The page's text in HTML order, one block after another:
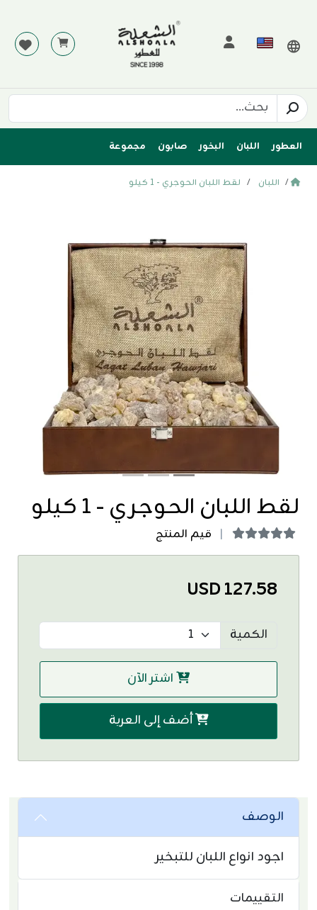
العطور اللبان البخور صابون مجموعة
اللبان لقط اللبان الحوجري - 1 كيلو
لقط اللبان الحوجري - 1 كيلو
قيم المنتج
USD 127.58
الكمية
اشتر الآن
أضف إلى العربة
الوصف
اجود انواع اللبان للتبخير
التقييمات